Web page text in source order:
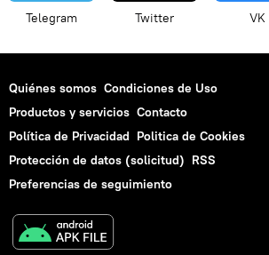
Telegram Twitter VK
Quiénes somos Condiciones de Uso
Productos y servicios Contacto
Política de Privacidad Politica de Cookies
Protección de datos (solicitud) RSS
Preferencias de seguimiento